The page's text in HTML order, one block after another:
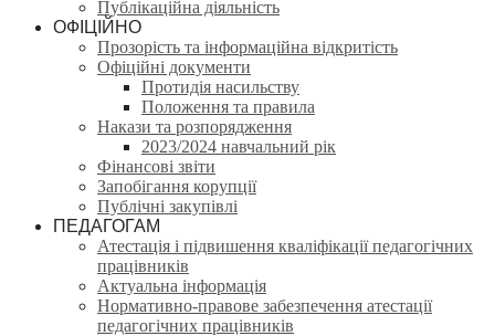
Публікаційна діяльність
ОФІЦІЙНО
Прозорість та інформаційна відкритість
Офіційні документи
Протидія насильству
Положення та правила
Накази та розпорядження
2023/2024 навчальний рік
Фінансові звіти
Запобігання корупції
Публічні закупівлі
ПЕДАГОГАМ
Атестація і підвишення кваліфікації педагогічних
працівників
Актуальна інформація
Нормативно-правове забезпечення атестації
педагогічних працівників